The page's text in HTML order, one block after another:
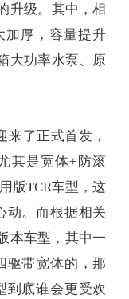
升级。其中，相
加厚，容量提升
大功率水泵、原
来了正式首发，
其是宽体+防滚
版TCR车型，这
动。而根据相关
本车型，其中一
驱带宽体的，那
到底谁会更受欢